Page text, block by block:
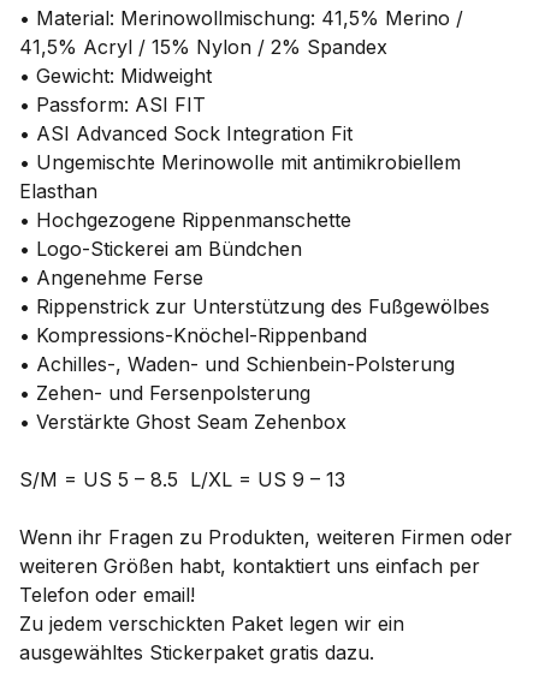
• Material: Merinowollmischung: 41,5% Merino /
41,5% Acryl / 15% Nylon / 2% Spandex
• Gewicht: Midweight
• Passform: ASI FIT
• ASI Advanced Sock Integration Fit
• Ungemischte Merinowolle mit antimikrobiellem
Elasthan
• Hochgezogene Rippenmanschette
• Logo-Stickerei am Bündchen
• Angenehme Ferse
• Rippenstrick zur Unterstützung des Fußgewölbes
• Kompressions-Knöchel-Rippenband
• Achilles-, Waden- und Schienbein-Polsterung
• Zehen- und Fersenpolsterung
• Verstärkte Ghost Seam Zehenbox
S/M = US 5 – 8.5 L/XL = US 9 – 13
Wenn ihr Fragen zu Produkten, weiteren Firmen oder
weiteren Größen habt, kontaktiert uns einfach per
Telefon oder email!
Zu jedem verschickten Paket legen wir ein
ausgewähltes Stickerpaket gratis dazu.